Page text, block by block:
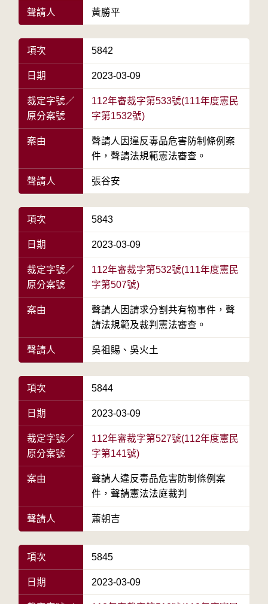
聲請人 黃勝平
項次 5842
日期 2023-03-09
裁定字號／
原分案號
112年審裁字第533號(111年度憲民
字第1532號)
案由
聲請人因違反毒品危害防制條例案
件，聲請法規範憲法審查。
聲請人 張谷安
項次 5843
日期 2023-03-09
裁定字號／
原分案號
112年審裁字第532號(111年度憲民
字第507號)
案由
聲請人因請求分割共有物事件，聲
請法規範及裁判憲法審查。
聲請人 吳祖賜、吳火土
項次 5844
日期 2023-03-09
裁定字號／
原分案號
112年審裁字第527號(112年度憲民
字第141號)
案由
聲請人違反毒品危害防制條例案
件，聲請憲法法庭裁判
聲請人 蕭朝吉
項次 5845
日期 2023-03-09